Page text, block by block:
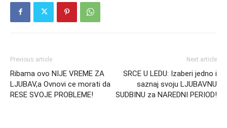
Previous article
Ribama ovo NIJE VREME ZA
LJUBAV,a Ovnovi ce morati da
RESE SVOJE PROBLEME!
Next article
SRCE U LEDU: Izaberi jedno i
saznaj svoju LJUBAVNU
SUDBINU za NAREDNI PERIOD!